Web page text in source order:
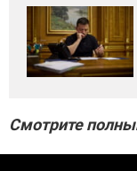
Смотрите